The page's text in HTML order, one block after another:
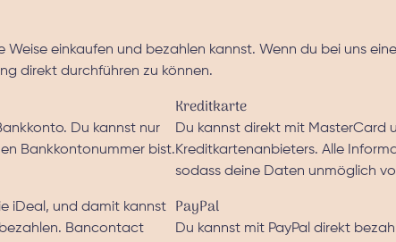
Weise einkaufen und bezahlen kannst. Wenn du bei uns
direkt durchführen zu können.
Du kannst nur
Bankkontonummer bist.
iDeal, und damit kannst
Bancontact
Kreditkarte
Du kannst direkt mit MasterCard
Kreditkartenanbieters. Alle
sodass deine Daten unmöglich
PayPal
Du kannst mit PayPal direkt